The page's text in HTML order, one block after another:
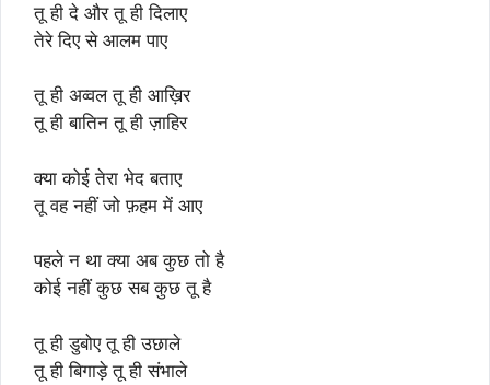
तू ही दे और तू ही दिलाए
तेरे दिए से आलम पाए
तू ही अव्वल तू ही आख़िर
तू ही बातिन तू ही ज़ाहिर
क्या कोई तेरा भेद बताए
तू वह नहीं जो फ़हम में आए
पहले न था क्या अब कुछ तो है
कोई नहीं कुछ सब कुछ तू है
तू ही डुबोए तू ही उछाले
तू ही बिगाड़े तू ही संभाले